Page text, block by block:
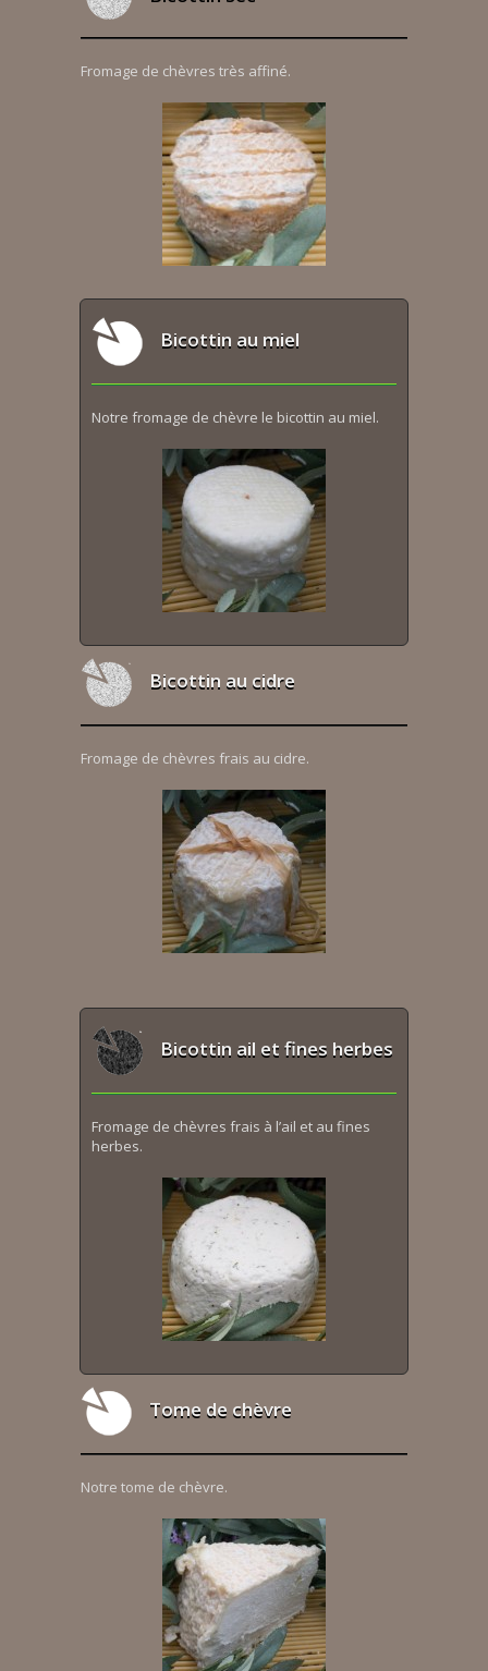
Fromage de chèvres très affiné.
Bicottin au miel
Notre fromage de chèvre le bicottin au miel.
Bicottin au cidre
Fromage de chèvres frais au cidre.
Bicottin ail et fines herbes
Fromage de chèvres frais à l’ail et au fines
herbes.
Tome de chèvre
Notre tome de chèvre.